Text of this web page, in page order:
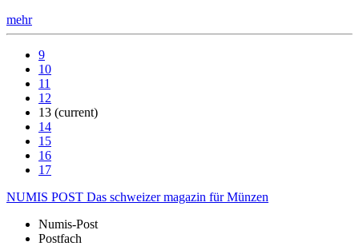
mehr
9
10
11
12
13 (current)
14
15
16
17
NUMIS POST Das schweizer magazin für Münzen
Numis-Post
Postfach